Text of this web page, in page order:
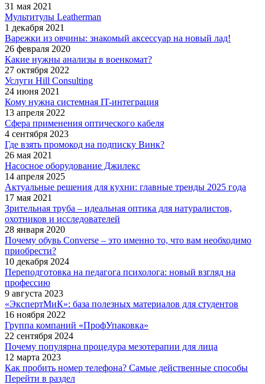
31 мая 2021
Мультитулы Leatherman
1 декабря 2021
Варежки из овчины: знакомый аксессуар на новый лад!
26 февраля 2020
Какие нужны анализы в военкомат?
27 октября 2022
Услуги Hill Consulting
24 июня 2021
Кому нужна системная IT-интеграция
13 апреля 2022
Сфера применения оптического кабеля
4 сентября 2023
Где взять промокод на подписку Винк?
26 мая 2021
Насосное оборудование Джилекс
14 апреля 2025
Актуальные решения для кухни: главные тренды 2025 года
17 мая 2021
Зрительная труба – идеальная оптика для натуралистов,
охотников и исследователей
28 января 2020
Почему обувь Converse – это именно то, что вам необходимо
приобрести?
10 декабря 2024
Переподготовка на педагога психолога: новый взгляд на
профессию
9 августа 2023
«ЭкспертМиК»: база полезных материалов для студентов
16 ноября 2022
Группа компаний «ПрофУпаковка»
22 сентября 2024
Почему популярна процедура мезотерапии для лица
12 марта 2023
Как пробить номер телефона? Самые действенные способы
Перейти в раздел